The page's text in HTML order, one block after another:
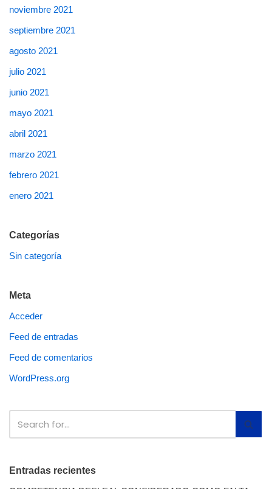
noviembre 2021
septiembre 2021
agosto 2021
julio 2021
junio 2021
mayo 2021
abril 2021
marzo 2021
febrero 2021
enero 2021
Categorías
Sin categoría
Meta
Acceder
Feed de entradas
Feed de comentarios
WordPress.org
Entradas recientes